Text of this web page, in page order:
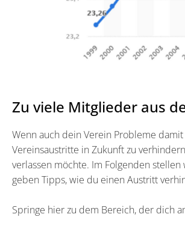
Zu viele Mitglieder aus
Wenn auch dein Verein Probleme
Vereinsaustritte in Zukunft zu
verlassen möchte. Im Folgenden
geben Tipps, wie du einen Austritt
Springe hier zu dem Bereich, der dich